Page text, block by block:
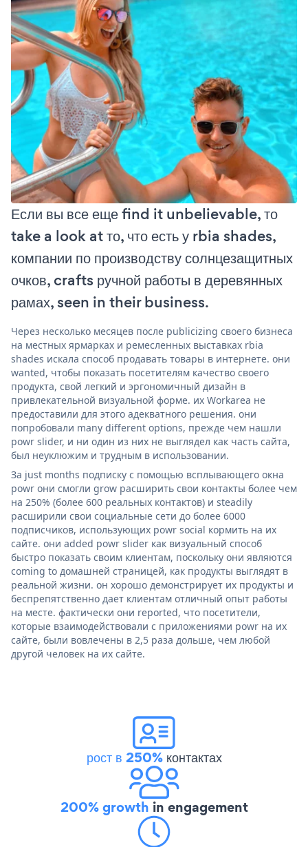
Если вы все еще find it unbelievable, то
take a look at то, что есть у rbia shades,
компании по производству солнцезащитных
очков, crafts ручной работы в деревянных
рамах, seen in their business.
Через несколько месяцев после publicizing своего бизнеса
на местных ярмарках и ремесленных выставках rbia
shades искала способ продавать товары в интернете. они
wanted, чтобы показать посетителям качество своего
продукта, свой легкий и эргономичный дизайн в
привлекательной визуальной форме. их Workarea не
предоставили для этого адекватного решения. они
попробовали many different options, прежде чем нашли
powr slider, и ни один из них не выглядел как часть сайта,
был неуклюжим и трудным в использовании.
За just months подписку с помощью всплывающего окна
powr они смогли grow расширить свои контакты более чем
на 250% (более 600 реальных контактов) и steadily
расширили свои социальные сети до более 6000
подписчиков, использующих powr social кормить на их
сайте. они added powr slider как визуальный способ
быстро показать своим клиентам, поскольку они являются
coming to домашней страницей, как продукты выглядят в
реальной жизни. он хорошо демонстрирует их продукты и
беспрепятственно дает клиентам отличный опыт работы
на месте. фактически они reported, что посетители,
которые взаимодействовали с приложениями powr на их
сайте, были вовлечены в 2,5 раза дольше, чем любой
другой человек на их сайте.
рост в 250%контактах
200% growth in engagement